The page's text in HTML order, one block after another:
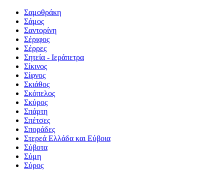
Σαμοθράκη
Σάμος
Σαντορίνη
Σέριφος
Σέρρες
Σητεία - Ιεράπετρα
Σίκινος
Σίφνος
Σκιάθος
Σκόπελος
Σκύρος
Σπάρτη
Σπέτσες
Σποράδες
Στερεά Ελλάδα και Εύβοια
Σύβοτα
Σύμη
Σύρος